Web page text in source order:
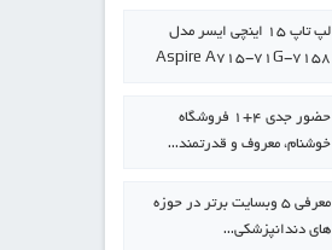
لپ تاپ ۱۵ اینچی ایسر مدل
Aspire A715-71G-7158
حضور جدی ۴+۱ فروشگاه
خوشنام، معروف و قدرتمند…
معرفی ۵ وبسایت برتر در حوزه
های دندانپزشکی…